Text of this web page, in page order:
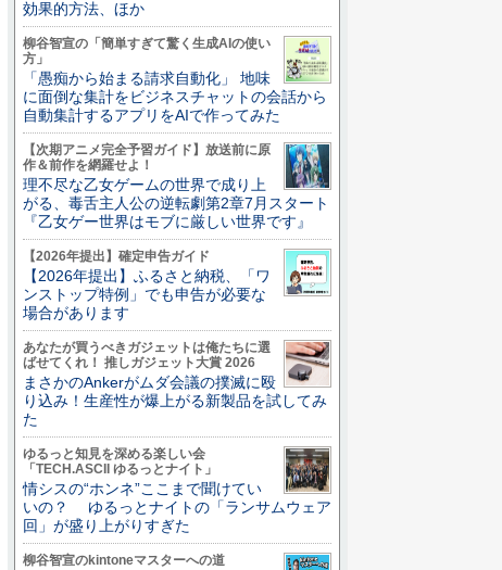
効果的方法、ほか
柳谷智宣の「簡単すぎて驚く生成AIの使い
方」
「愚痴から始まる請求自動化」 地味
に面倒な集計をビジネスチャットの会話から
自動集計するアプリをAIで作ってみた
【次期アニメ完全予習ガイド】放送前に原
作＆前作を網羅せよ！
理不尽な乙女ゲームの世界で成り上
がる、毒舌主人公の逆転劇第2章7月スタート
『乙女ゲー世界はモブに厳しい世界です』
【2026年提出】確定申告ガイド
【2026年提出】ふるさと納税、「ワ
ンストップ特例」でも申告が必要な
場合があります
あなたが買うべきガジェットは俺たちに選
ばせてくれ！ 推しガジェット大賞 2026
まさかのAnkerがムダ会議の撲滅に殴
り込み！生産性が爆上がる新製品を試してみ
た
ゆるっと知見を深める楽しい会
「TECH.ASCII ゆるっとナイト」
情シスの“ホンネ”ここまで聞けてい
いの？ ゆるっとナイトの「ランサムウェア
回」が盛り上がりすぎた
柳谷智宣のkintoneマスターへの道